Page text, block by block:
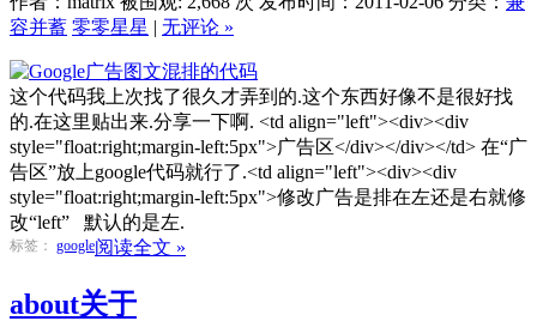
容并蓄 零零星星 | 无评论 »
这个代码我上次找了很久才弄到的.这个东西好像不是很好找
的.在这里贴出来.分享一下啊. <td align="left"><div><div
style="float:right;margin-left:5px">广告区</div></div></td> 在“广
告区”放上google代码就行了.<td align="left"><div><div
style="float:right;margin-left:5px">修改广告是排在左还是右就修
改“left” 默认的是左.
标签： google阅读全文 »
about关于